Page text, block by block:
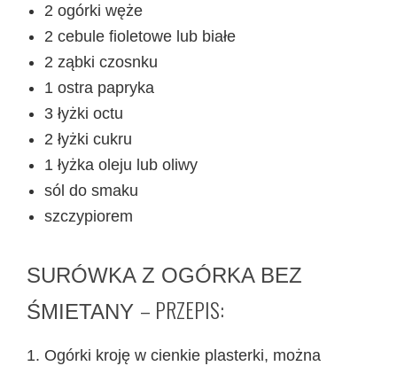
2 ogórki węże
2 cebule fioletowe lub białe
2 ząbki czosnku
1 ostra papryka
3 łyżki octu
2 łyżki cukru
1 łyżka oleju lub oliwy
sól do smaku
szczypiorem
SURÓWKA Z OGÓRKA BEZ
ŚMIETANY – PRZEPIS:
Ogórki kroję w cienkie plasterki, można